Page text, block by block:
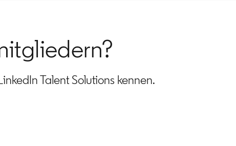
Talent Solutions kennen.